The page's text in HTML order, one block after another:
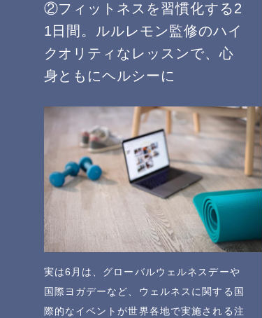
②フィットネスを習慣化する2
1日間。ルルレモン監修のハイ
クオリティなレッスンで、心
身ともにヘルシーに
実は6月は、グローバルウェルネスデーや
国際ヨガデーなど、ウェルネスに関する国
際的なイベントが世界各地で実施される注